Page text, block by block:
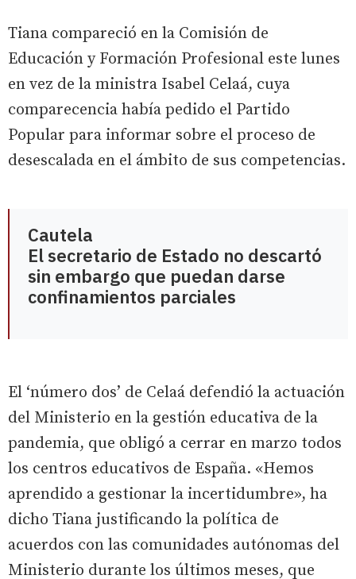
Tiana compareció en la Comisión de
Educación y Formación Profesional este lunes
en vez de la ministra Isabel Celaá, cuya
comparecencia había pedido el Partido
Popular para informar sobre el proceso de
desescalada en el ámbito de sus competencias.
Cautela
El secretario de Estado no descartó
sin embargo que puedan darse
confinamientos parciales
El ‘número dos’ de Celaá defendió la actuación
del Ministerio en la gestión educativa de la
pandemia, que obligó a cerrar en marzo todos
los centros educativos de España. «Hemos
aprendido a gestionar la incertidumbre», ha
dicho Tiana justificando la política de
acuerdos con las comunidades autónomas del
Ministerio durante los últimos meses, que